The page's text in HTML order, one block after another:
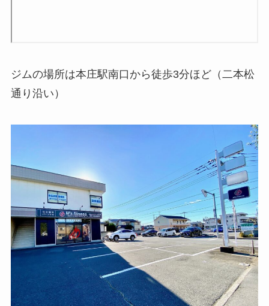
ジムの場所は本庄駅南口から徒歩3分ほど（二本松
通り沿い）